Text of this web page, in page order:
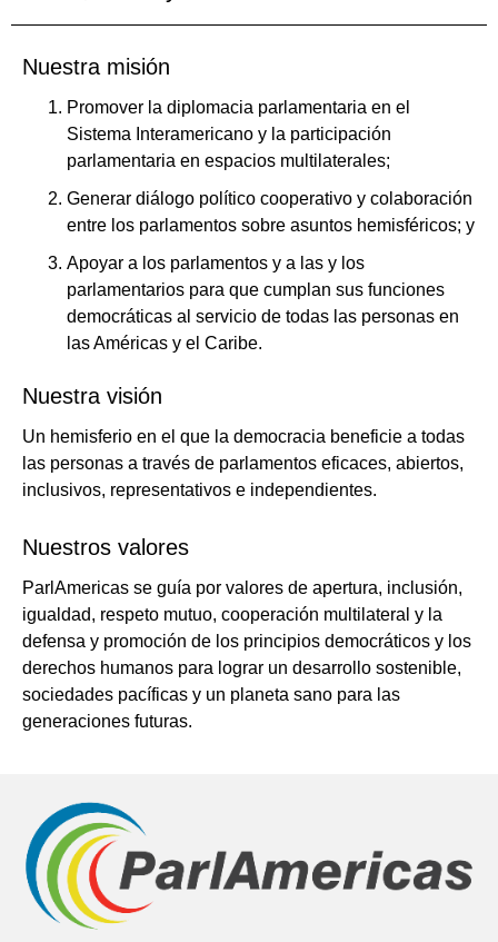
Nuestra misión
Promover la diplomacia parlamentaria en el
Sistema Interamericano y la participación
parlamentaria en espacios multilaterales;
Generar diálogo político cooperativo y colaboración
entre los parlamentos sobre asuntos hemisféricos; y
Apoyar a los parlamentos y a las y los
parlamentarios para que cumplan sus funciones
democráticas al servicio de todas las personas en
las Américas y el Caribe.
Nuestra visión
Un hemisferio en el que la democracia beneficie a todas
las personas a través de parlamentos eficaces, abiertos,
inclusivos, representativos e independientes.
Nuestros valores
ParlAmericas se guía por valores de apertura, inclusión,
igualdad, respeto mutuo, cooperación multilateral y la
defensa y promoción de los principios democráticos y los
derechos humanos para lograr un desarrollo sostenible,
sociedades pacíficas y un planeta sano para las
generaciones futuras.